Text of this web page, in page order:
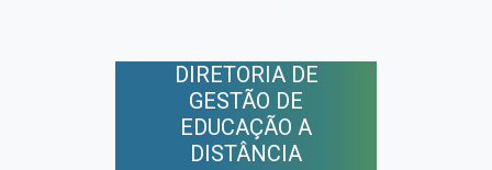
DIRETORIA DE
GESTÃO DE
EDUCAÇÃO A
DISTÂNCIA